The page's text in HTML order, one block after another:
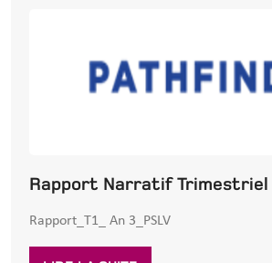
Rapport Narratif Trimestriel
Rapport_T1_ An 3_PSLV